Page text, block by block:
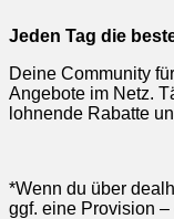
Jeden Tag die
Deine Community
Angebote im Netz.
lohnende Rabatte
*Wenn du über
ggf. eine Provision